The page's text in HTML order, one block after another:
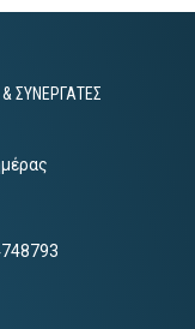
ΣΥΝΕΡΓΑΤΕΣ